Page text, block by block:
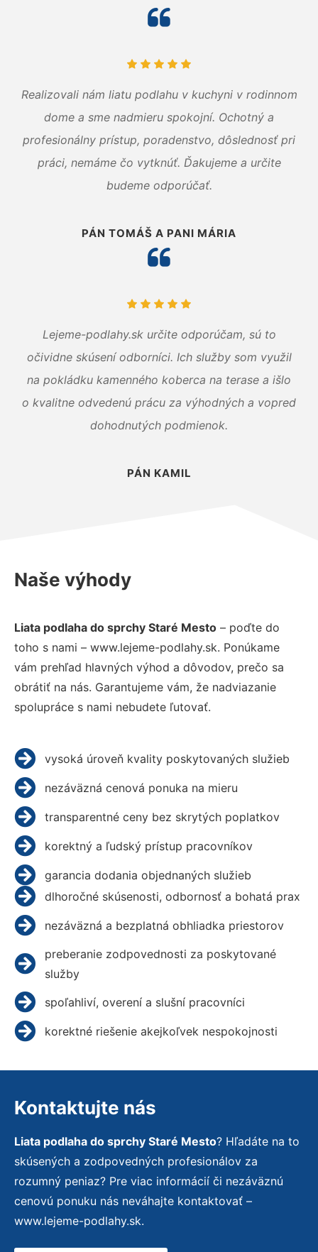
Realizovali nám liatu podlahu v kuchyni v rodinnom
dome a sme nadmieru spokojní. Ochotný a
profesionálny prístup, poradenstvo, dôslednosť pri
práci, nemáme čo vytknúť. Ďakujeme a určite
budeme odporúčať.
PÁN TOMÁŠ A PANI MÁRIA
Lejeme-podlahy.sk určite odporúčam, sú to
očividne skúsení odborníci. Ich služby som využil
na pokládku kamenného koberca na terase a išlo
o kvalitne odvedenú prácu za výhodných a vopred
dohodnutých podmienok.
PÁN KAMIL
Naše výhody
Liata podlaha do sprchy Staré Mesto – poďte do
toho s nami – www.lejeme-podlahy.sk. Ponúkame
vám prehľad hlavných výhod a dôvodov, prečo sa
obrátiť na nás. Garantujeme vám, že nadviazanie
spolupráce s nami nebudete ľutovať.
vysoká úroveň kvality poskytovaných služieb
nezáväzná cenová ponuka na mieru
transparentné ceny bez skrytých poplatkov
korektný a ľudský prístup pracovníkov
garancia dodania objednaných služieb
dlhoročné skúsenosti, odbornosť a bohatá prax
nezáväzná a bezplatná obhliadka priestorov
preberanie zodpovednosti za poskytované
služby
spoľahliví, overení a slušní pracovníci
korektné riešenie akejkoľvek nespokojnosti
Kontaktujte nás
Liata podlaha do sprchy Staré Mesto? Hľadáte na to
skúsených a zodpovedných profesionálov za
rozumný peniaz? Pre viac informácií či nezáväznú
cenovú ponuku nás neváhajte kontaktovať –
www.lejeme-podlahy.sk.